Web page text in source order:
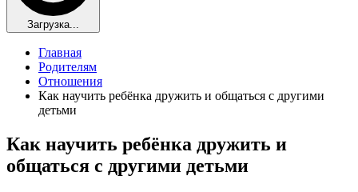
Загрузка...
Главная
Родителям
Отношения
Как научить ребёнка дружить и общаться с другими
детьми
Как научить ребёнка дружить и
общаться с другими детьми